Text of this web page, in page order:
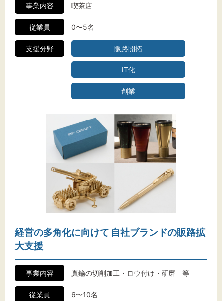
事業内容 喫茶店
従業員 0〜5名
支援分野 販路開拓
IT化
創業
経営の多角化に向けて 自社ブランドの販路拡
大支援
事業内容 真鍮の切削加工・ロウ付け・研磨 等
従業員 6〜10名